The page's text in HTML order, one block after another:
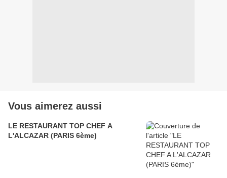
Vous aimerez aussi
LE RESTAURANT TOP CHEF A
L'ALCAZAR (PARIS 6ème)